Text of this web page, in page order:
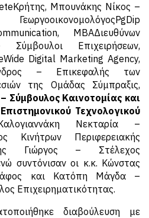
Μπουνάκης Νίκος –
MBAΔιευθύνων
Σύμβουλοι Επιχειρήσεων,
Digital Marketing Agency,
– Επικεφαλής των
της Ομάδας Σύμπραξις,
Σύμβουλος Καινοτομίας και
Τεχνολογικού
Νεκταρία –
Κινήτρων Περιφερειακής
Γιώργος – Στέλεχος
συντόνισαν οι κ.κ. Κώνστας
και Κατόπη Μάγδα –
Επιχειρηματικότητας.
διαβούλευση με